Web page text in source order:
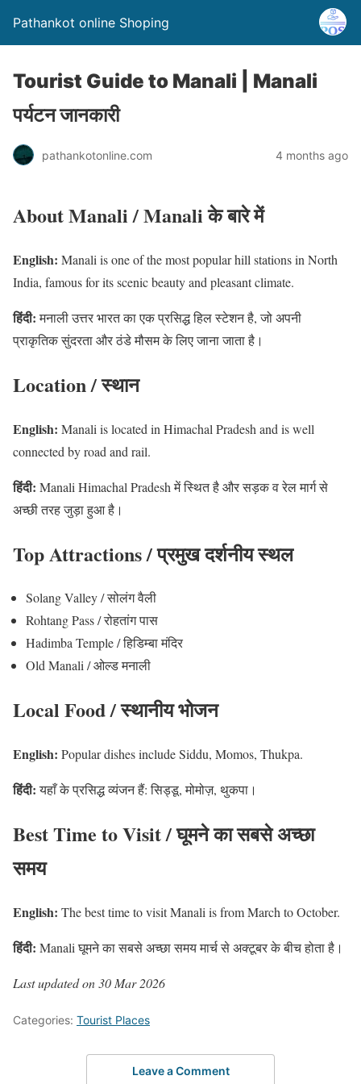
Pathankot online Shoping
Tourist Guide to Manali | Manali
पर्यटन जानकारी
pathankotonline.com 4 months ago
About Manali / Manali के बारे में
English: Manali is one of the most popular hill stations in North
India, famous for its scenic beauty and pleasant climate.
हिंदी:मनाली उत्तर भारत का एक प्रसिद्ध हिल स्टेशन है, जो अपनी
प्राकृतिक सुंदरता और ठंडे मौसम के लिए जाना जाता है।
Location / स्थान
English: Manali is located in Himachal Pradesh and is well
connected by road and rail.
हिंदी: Manali Himachal Pradesh में स्थित है और सड़क व रेल मार्ग से
अच्छी तरह जुड़ा हुआ है।
Top Attractions / प्रमुख दर्शनीय स्थल
Solang Valley / सोलंग वैली
Rohtang Pass / रोहतांग पास
Hadimba Temple / हिडिम्बा मंदिर
Old Manali / ओल्ड मनाली
Local Food / स्थानीय भोजन
English: Popular dishes include Siddu, Momos, Thukpa.
हिंदी:यहाँ के प्रसिद्ध व्यंजन हैं: सिड्डू, मोमोज़, थुकपा।
Best Time to Visit / घूमने का सबसे अच्छा
समय
English: The best time to visit Manali is from March to October.
हिंदी: Manali घूमने का सबसे अच्छा समय मार्च से अक्टूबर के बीच होता है।
Last updated on 30 Mar 2026
Categories: Tourist Places
Leave a Comment